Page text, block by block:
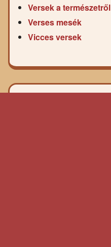
Versek a természetről
Verses mesék
Vicces versek